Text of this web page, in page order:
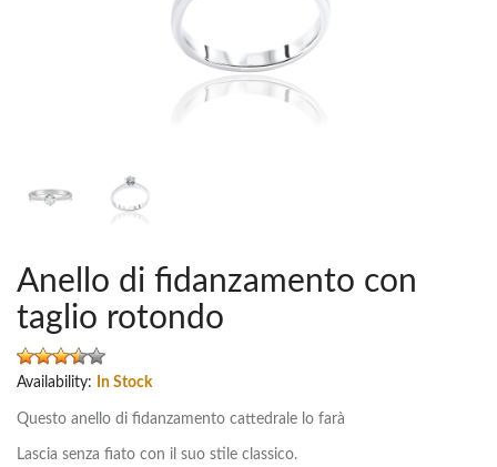
Anello di fidanzamento con
taglio rotondo
Availability: In Stock
Questo anello di fidanzamento cattedrale lo farà
Lascia senza fiato con il suo stile classico.